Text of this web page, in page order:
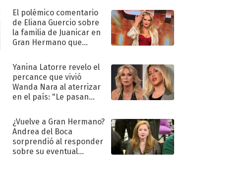
El polémico comentario
de Eliana Guercio sobre
la familia de Juanicar en
Gran Hermano que
Yanina Latorre revelo el
percance que vivió
Wanda Nara al aterrizar
en el país: "Le pasan
¿Vuelve a Gran Hermano?
Andrea del Boca
sorprendió al responder
sobre su eventual